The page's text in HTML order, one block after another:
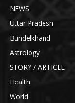
NEWS
Uttar Pradesh
Bundelkhand
Astrology
STORY / ARTICLE
Health
World